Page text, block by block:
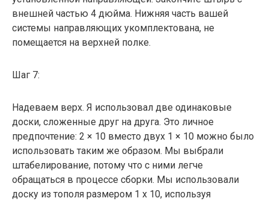
внешней частью 4 дюйма. Нижняя часть вашей
системы направляющих укомплектована, не
помещается на верхней полке.
Шаг 7:
Надеваем верх. Я использовал две одинаковые
доски, сложенные друг на друга. Это личное
предпочтение: 2 × 10 вместо двух 1 × 10 можно было
использовать таким же образом. Мы выбрали
штабелирование, потому что с ними легче
обращаться в процессе сборки. Мы использовали
доску из тополя размером 1 x 10, используя